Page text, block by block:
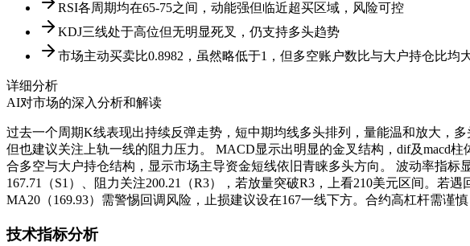
RSI各周期均在65-75之间，动能强但临近超买区域，风险可控
KDJ三线处于高位但无明显死叉，仍支持多头趋势
市场主动买卖比0.8982，虽然略低于1，但多空账户数比与大户持仓比均
详细分析
AI对市场的深入分析和解读
过去一个周期K线表现出持续反弹走势，短中期均线多头排列，量能温和放大，多
但也建议关注上轨一线的阻力压力。 MACD显示出明显的金叉结构，dif及macd
合多空与大户持仓结构，显示市场主导资金短线依旧青睐多头方向。 波动率指
167.71（S1）、阻力关注200.21（R3），若放量突破R3，上看210美元区间。若
MA20（169.93）需警惕回调风险，止损建议设在167一线下方。合约高杠杆需谨
技术指标分析